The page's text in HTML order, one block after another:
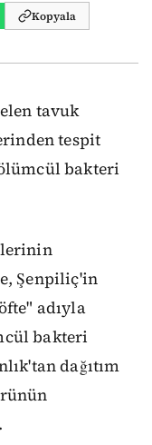
Kopyala
tavuk
tespit
bakteri
Şenpiliç'in
adıyla
bakteri
dağıtım